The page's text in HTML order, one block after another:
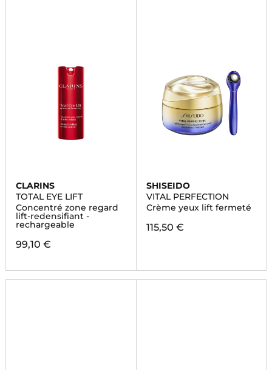
CLARINS
TOTAL EYE LIFT
Concentré zone regard
lift-redensifiant -
rechargeable
99,10 €
SHISEIDO
VITAL PERFECTION
Crème yeux lift fermeté
115,50 €